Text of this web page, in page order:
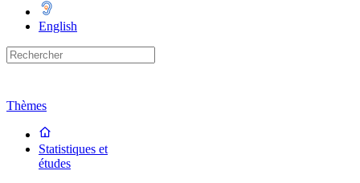
English
Thèmes
Statistiques et
études